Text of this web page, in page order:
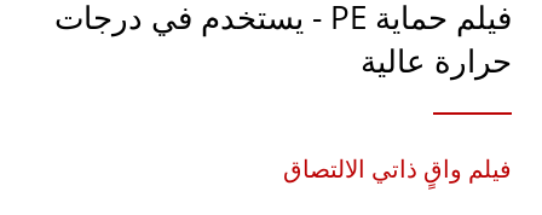
فيلم حماية PE - يستخدم في درجات
حرارة عالية
فيلم واقٍ ذاتي الالتصاق